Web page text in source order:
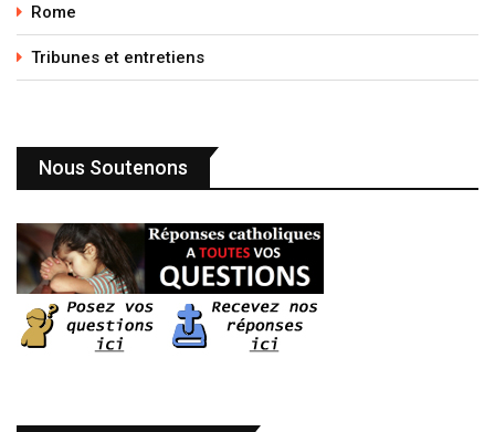
Rome
Tribunes et entretiens
Nous Soutenons